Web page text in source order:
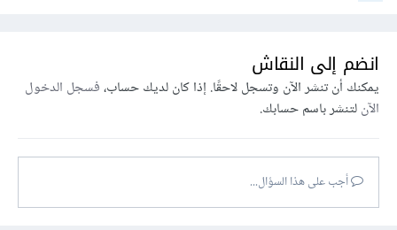
انضم إلى النقاش
يمكنك أن تنشر الآن وتسجل لاحقًا. إذا كان لديك حساب،فسجل الدخول
الآنلتنشر باسم حسابك.
أجب على هذا السؤال...